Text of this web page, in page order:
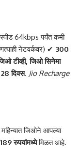
64kbps पर्यंत कमी
नेटवर्कवर) ✔ 300
टीव्ही, जिओ सिनेमा
दिवस. Jio Recharge
जिओने आपल्या
189 रुपयांमध्येमिळत आहे.